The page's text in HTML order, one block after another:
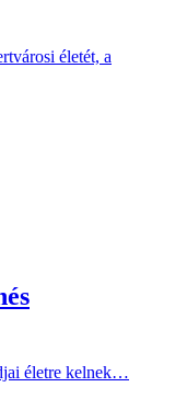
életét, a
életre kelnek…